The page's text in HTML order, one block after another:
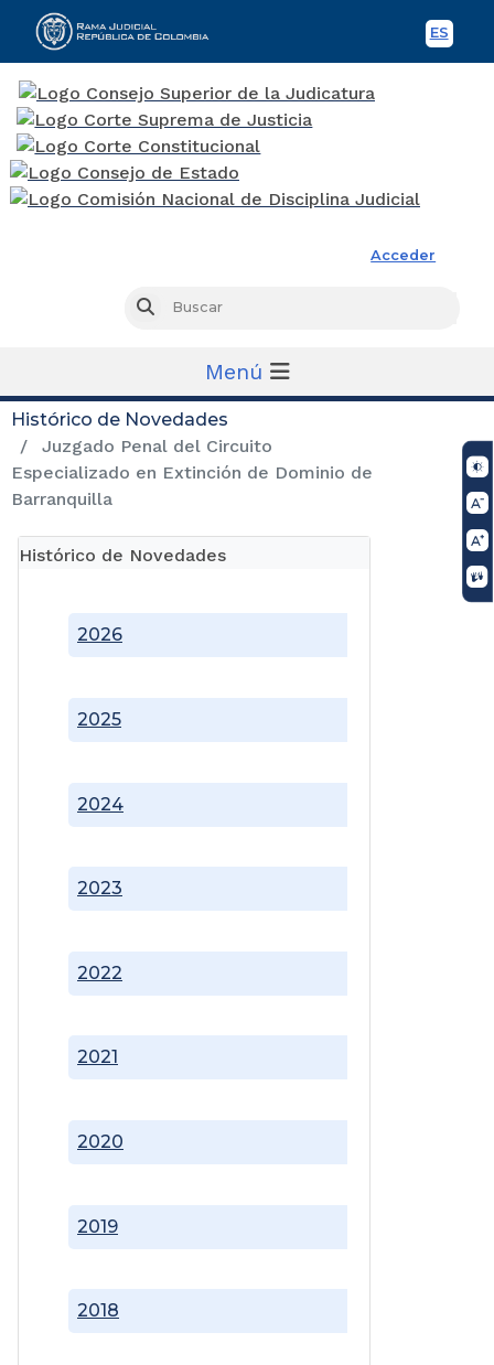
ES
Acceder
Buscar
Menú
Histórico de Novedades
Juzgado Penal del Circuito
Especializado en Extinción de Dominio de
Barranquilla
Histórico de Novedades
2018
2019
2020
2021
2022
2023
2024
2025
2026